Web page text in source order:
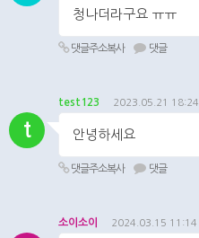
청나더라구요 ㅠㅠ
댓글주소복사 댓글
t
test123 2023.05.21 18:24
안녕하세요
댓글주소복사 댓글
소이소이 2024.03.15 11:14